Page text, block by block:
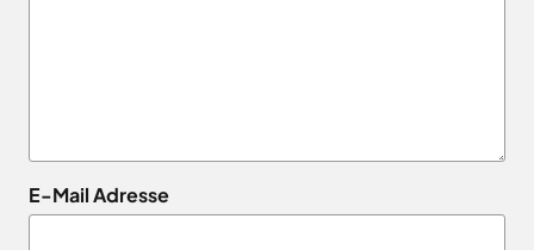
E-Mail Adresse
Wittlager
Land
GmbH
direkt
in
Ihr
Osnabrück
Kontaktaufnahme
zu